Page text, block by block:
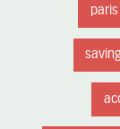
paris